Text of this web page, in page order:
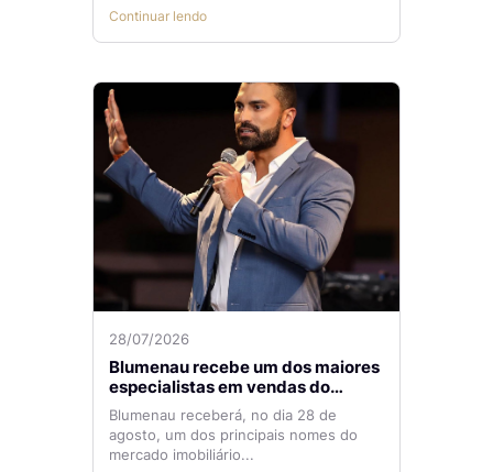
Continuar lendo
28/07/2026
Blumenau recebe um dos maiores
especialistas em vendas do
mercado imobiliário
Blumenau receberá, no dia 28 de
agosto, um dos principais nomes do
mercado imobiliário...